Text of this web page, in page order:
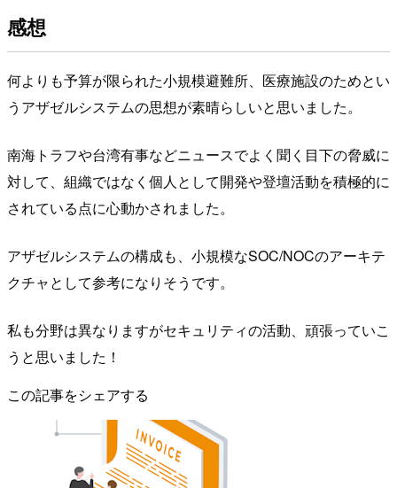
感想
何よりも予算が限られた小規模避難所、医療施設のためとい
うアザゼルシステムの思想が素晴らしいと思いました。
南海トラフや台湾有事などニュースでよく聞く目下の脅威に
対して、組織ではなく個人として開発や登壇活動を積極的に
されている点に心動かされました。
アザゼルシステムの構成も、小規模なSOC/NOCのアーキテ
クチャとして参考になりそうです。
私も分野は異なりますがセキュリティの活動、頑張っていこ
うと思いました！
この記事をシェアする